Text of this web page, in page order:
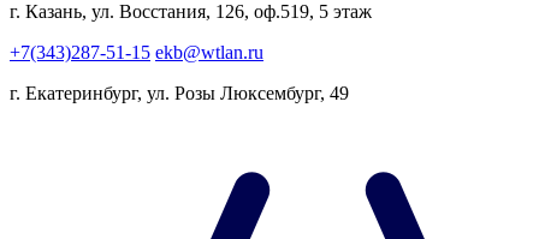
г. Казань, ул. Восстания, 126, оф.519, 5 этаж
+7(343)287-51-15 ekb@wtlan.ru
г. Екатеринбург, ул. Розы Люксембург, 49